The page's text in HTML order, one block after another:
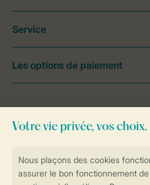
contactez notreContact Center.
Service
Les options de paiement